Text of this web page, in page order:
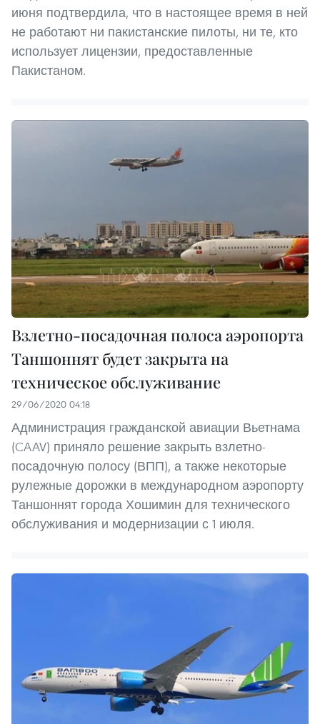
июня подтвердила, что в настоящее время в ней
не работают ни пакистанские пилоты, ни те, кто
использует лицензии, предоставленные
Пакистаном.
Взлетно-посадочная полоса аэропорта
Таншоннят будет закрыта на
техническое обслуживание
29/06/2020 04:18
Администрация гражданской авиации Вьетнама
(CAAV) приняло решение закрыть взлетно-
посадочную полосу (ВПП), а также некоторые
рулежные дорожки в международном аэропорту
Таншоннят города Хошимин для технического
обслуживания и модернизации с 1 июля.